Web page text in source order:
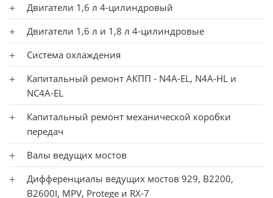
Двигатели 1,6 л 4-цилиндровый
Двигатели 1,6 л и 1,8 л 4-цилиндровые
Система охлаждения
Капитальный ремонт АКПП - N4A-EL, N4A-HL и
NC4A-EL
Капитальный ремонт механической коробки
передач
Валы ведущих мостов
Дифференциалы ведущих мостов 929, B2200,
B2600I, MPV, Protege и RX-7